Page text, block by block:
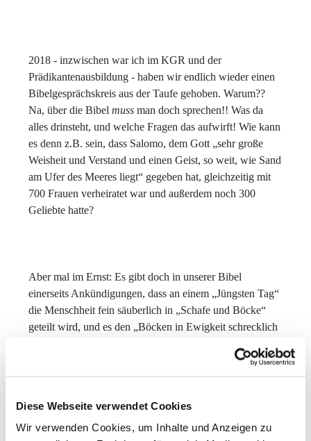
Diese Webseite verwendet Cookies
Wir verwenden Cookies, um Inhalte und Anzeigen zu
2018 - inzwischen war ich im KGR und der
Prädikantenausbildung - haben wir endlich wieder einen
Bibelgesprächskreis aus der Taufe gehoben. Warum??
Na, über die Bibel muss man doch sprechen!! Was da
alles drinsteht, und welche Fragen das aufwirft! Wie kann
es denn z.B. sein, dass Salomo, dem Gott „sehr große
Weisheit und Verstand und einen Geist, so weit, wie Sand
am Ufer des Meeres liegt“ gegeben hat, gleichzeitig mit
700 Frauen verheiratet war und außerdem noch 300
Geliebte hatte?
Aber mal im Ernst: Es gibt doch in unserer Bibel
einerseits Ankündigungen, dass an einem „Jüngsten Tag“
die Menschheit fein säuberlich in „Schafe und Böcke“
geteilt wird, und es den „Böcken in Ewigkeit schrecklich
die eine Vergebung Gottes für alle in Aussicht stellen.
Was stimmt denn nun? Entschwebte Jesus bei der
tatsächlich alles genauso gesagt und getan, wie wir´s im
Neuen Testament nachlesen können? Ist die Bibel